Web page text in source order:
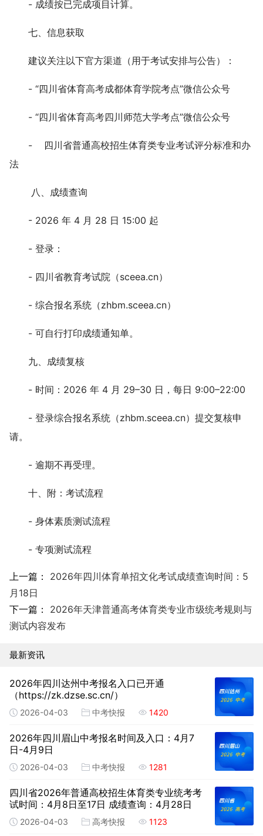
- 成绩按已完成项目计算。
七、信息获取
建议关注以下官方渠道（用于考试安排与公告）：
- “四川省体育高考成都体育学院考点”微信公众号
- “四川省体育高考四川师范大学考点”微信公众号
- 四川省普通高校招生体育类专业考试评分标准和办
法
八、成绩查询
- 2026 年 4 月 28 日 15:00 起
- 登录：
- 四川省教育考试院（sceea.cn）
- 综合报名系统（zhbm.sceea.cn）
- 可自行打印成绩通知单。
九、成绩复核
- 时间：2026 年 4 月 29–30 日，每日 9:00–22:00
- 登录综合报名系统（zhbm.sceea.cn）提交复核申
请。
- 逾期不再受理。
十、附：考试流程
- 身体素质测试流程
- 专项测试流程
上一篇： 2026年四川体育单招文化考试成绩查询时间：5
月18日
下一篇： 2026年天津普通高考体育类专业市级统考规则与
测试内容发布
最新资讯
2026年四川达州中考报名入口已开通
（https://zk.dzse.sc.cn/）
2026-04-03 中考快报 1420
2026年四川眉山中考报名时间及入口：4月7
日-4月9日
2026-04-03 中考快报 1281
四川省2026年普通高校招生体育类专业统考考
试时间：4月8日至17日 成绩查询：4月28日
2026-04-03 高考快报 1123